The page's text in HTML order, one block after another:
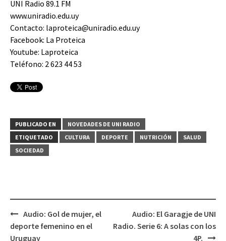
UNI Radio 89.1 FM
www.uniradio.edu.uy
Contacto: laproteica@uniradio.edu.uy
Facebook: La Proteica
Youtube: Laproteica
Teléfono: 2 623 44 53
PUBLICADO EN
NOVEDADES DE UNI RADIO
ETIQUETADO
CULTURA DEPORTE NUTRICIÓN
SALUD
SOCIEDAD
Navegación
de
Audio: Gol de mujer, el
deporte femenino en el
Uruguay
Audio: El Garagje de UNI
Radio. Serie 6: A solas con los
4P.